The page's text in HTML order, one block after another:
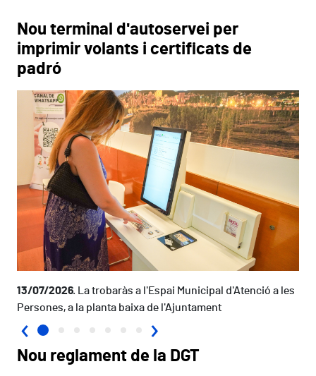
Nou terminal d'autoservei per
imprimir volants i certificats de
padró
13/07/2026
La trobaràs a l'Espai Municipal d'Atenció a les
Persones, a la planta baixa de l'Ajuntament
‹ ›
Nou reglament de la DGT